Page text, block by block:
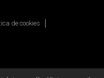
de cookies